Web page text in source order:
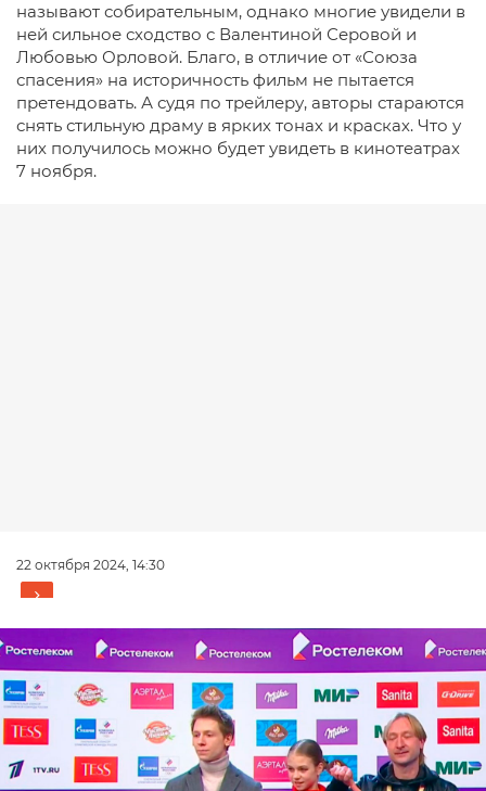
называют собирательным, однако многие увидели в
ней сильное сходство с Валентиной Серовой и
Любовью Орловой. Благо, в отличие от «Союза
спасения» на историчность фильм не пытается
претендовать. А судя по трейлеру, авторы стараются
снять стильную драму в ярких тонах и красках. Что у
них получилось можно будет увидеть в кинотеатрах
7 ноября.
22 октября 2024, 14:30